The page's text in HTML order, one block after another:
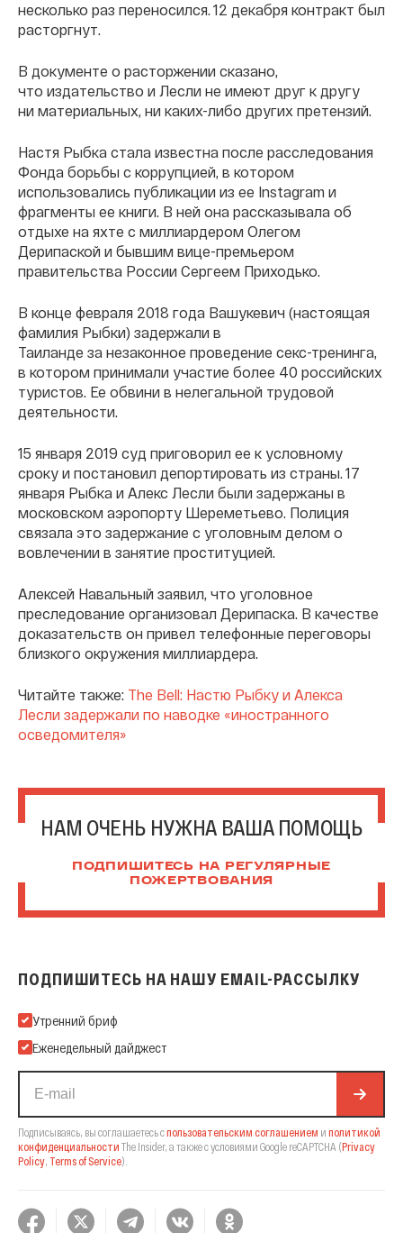
несколько раз переносился. 12 декабря контракт был
расторгнут.
В документе о расторжении сказано,
что издательство и Лесли не имеют друг к другу
ни материальных, ни каких-либо других претензий.
Настя Рыбка стала известна после расследования
Фонда борьбы с коррупцией, в котором
использовались публикации из ее Instagram и
фрагменты ее книги. В ней она рассказывала об
отдыхе на яхте с миллиардером Олегом
Дерипаской и бывшим вице-премьером
правительства России Сергеем Приходько.
В конце февраля 2018 года Вашукевич (настоящая
фамилия Рыбки) задержали в
Таиланде за незаконное проведение секс-тренинга,
в котором принимали участие более 40 российских
туристов. Ее обвини в нелегальной трудовой
деятельности.
15 января 2019 суд приговорил ее к условному
сроку и постановил депортировать из страны. 17
января Рыбка и Алекс Лесли были задержаны в
московском аэропорту Шереметьево. Полиция
связала это задержание с уголовным делом о
вовлечении в занятие проституцией.
Алексей Навальный заявил, что уголовное
преследование организовал Дерипаска. В качестве
доказательств он привел телефонные переговоры
близкого окружения миллиардера.
Читайте также: The Bell: Настю Рыбку и Алекса
Лесли задержали по наводке «иностранного
осведомителя»
НАМ ОЧЕНЬ НУЖНА ВАША ПОМОЩЬ
ПОДПИШИТЕСЬ НА РЕГУЛЯРНЫЕ
ПОЖЕРТВОВАНИЯ
ПОДПИШИТЕСЬ НА НАШУ EMAIL-РАССЫЛКУ
Подпишитесь на нашу Email-рассылку
Утренний бриф
Еженедельный дайджест
Подписываясь, вы соглашаетесь спользовательским соглашением и политикой
конфиденциальности The Insider, а также с условиями Google reCAPTCHA (Privacy
Policy, Terms of Service).